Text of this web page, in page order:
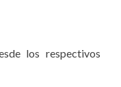
los respectivos